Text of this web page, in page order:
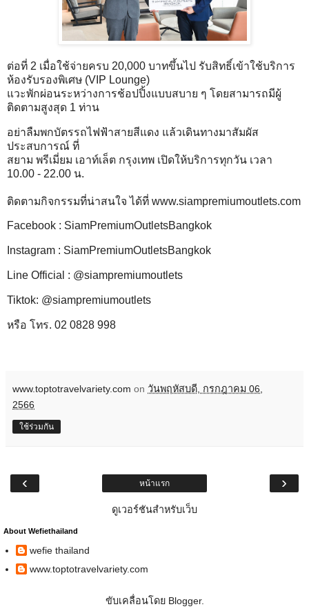
ต่อที่ 2 เมื่อใช้จ่ายครบ 20,000 บาทขึ้นไป รับสิทธิ์เข้าใช้บริการ
ห้องรับรองพิเศษ (VIP Lounge)
แวะพักผ่อนระหว่างการช้อปปิ้งแบบสบาย ๆ โดยสามารถมีผู้
ติดตามสูงสุด 1 ท่าน
อย่าลืมพกบัตรรถไฟฟ้าสายสีแดง แล้วเดินทางมาสัมผัส
ประสบการณ์ ที่
สยาม พรีเมี่ยม เอาท์เล็ต กรุงเทพ เปิดให้บริการทุกวัน เวลา
10.00 - 22.00 น.
ติดตามกิจกรรมที่น่าสนใจ ได้ที่ www.siampremiumoutlets.com
Facebook : SiamPremiumOutletsBangkok
Instagram : SiamPremiumOutletsBangkok
Line Official : @siampremiumoutlets
Tiktok: @siampremiumoutlets
หรือ โทร. 02 0828 998
www.toptotravelvariety.com on วันพฤหัสบดี, กรกฎาคม 06,
2566
ใช้ร่วมกัน
‹ ›
หน้าแรก
ดูเวอร์ชันสำหรับเว็บ
About Wefiethailand
wefie thailand
www.toptotravelvariety.com
ขับเคลื่อนโดย Blogger.